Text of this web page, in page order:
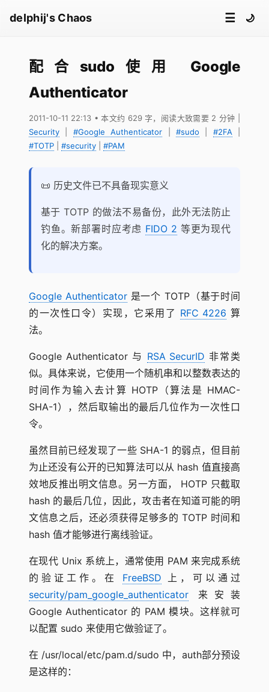
delphij's Chaos ☰ 🌙
配合sudo使用 Google
Authenticator
2011-10-11 22:13 • 本文约 629 字，阅读大致需要 2 分钟
Security
#Google Authenticator #sudo #2FA
#TOTP
#security #PAM
📜 历史文件已不具备现实意义
基于 TOTP 的做法不易备份，此外无法防止
钓鱼。新部署时应考虑 FIDO 2 等更为现代
化的解决方案。
Google Authenticator是一个 TOTP（基于时间
的一次性口令）实现，它采用了 RFC 4226 算
法。
Google Authenticator 与 RSA SecurID 非常类
似。具体来说，它使用一个随机串和以整数表达的
时间作为输入去计算 HOTP（算法是 HMAC-
SHA-1），然后取输出的最后几位作为一次性口
令。
虽然目前已经发现了一些 SHA-1 的弱点，但目前
为止还没有公开的已知算法可以从 hash 值直接高
效地反推出明文信息。另一方面， HOTP 只截取
hash 的最后几位，因此，攻击者在知道可能的明
文信息之后，还必须获得足够多的 TOTP 时间和
hash 值才能够进行离线验证。
在现代 Unix 系统上，通常使用 PAM 来完成系统
的验证工作。在 FreeBSD 上，可以通过
security/pam_google_authenticator 来安装
Google Authenticator 的 PAM 模块。这样就可
以配置 sudo 来使用它做验证了。
在 /usr/local/etc/pam.d/sudo 中，auth部分预设
是这样的：